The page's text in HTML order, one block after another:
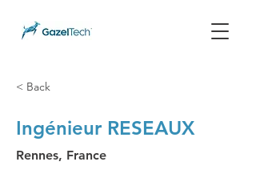
< Back
Ingénieur RESEAUX
Rennes, France